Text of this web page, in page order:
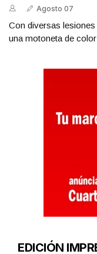
Agosto 07
Con diversas
una motoneta de
EDICIÓN